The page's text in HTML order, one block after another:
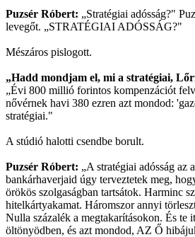
Puzsér Róbert: „Stratégiai adósság?"
levegőt. „STRATÉGIAI ADÓSSÁG?"
Mészáros pislogott.
„Hadd mondjam el, mi a stratégiai,
„Évi 800 millió forintos kompenzációt
nővérnek havi 380 ezren azt mondod:
stratégiai."
A stúdió halotti csendbe borult.
Puzsér Róbert: „A stratégiai adósság az
bankárhaverjaid úgy terveztetek meg,
örökös szolgaságban tartsátok. Harminc
hitelkártyakamat. Háromszor annyi
Nulla százalék a megtakarításokon. És te
öltönyödben, és azt mondod, AZ Ő